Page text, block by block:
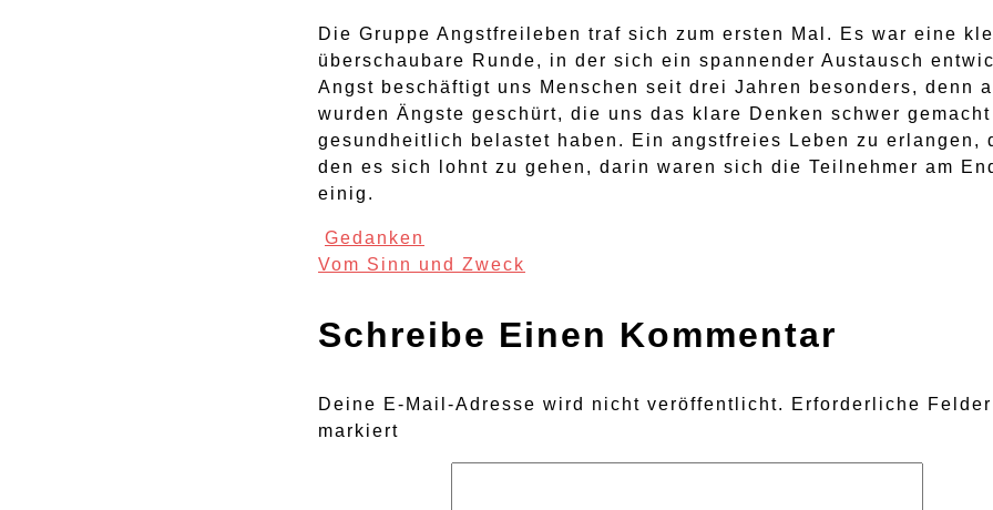
Die Gruppe Angstfreileben traf sich zum ersten Mal. Es war eine
überschaubare Runde, in der sich ein spannender Austausch
Angst beschäftigt uns Menschen seit drei Jahren besonders, denn
wurden Ängste geschürt, die uns das klare Denken schwer
gesundheitlich belastet haben. Ein angstfreies Leben zu erlangen,
den es sich lohnt zu gehen, darin waren sich die Teilnehmer am
einig.
Post
Gedanken
Vom Sinn und Zweck
Schreibe Einen Kommentar
Deine E-Mail-Adresse wird nicht veröffentlicht.
Erforderliche
markiert